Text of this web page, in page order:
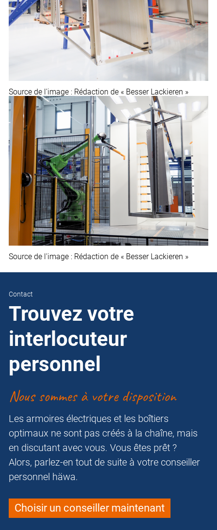
Source de l'image : Rédaction de « Besser Lackieren »
Source de l'image : Rédaction de « Besser Lackieren »
Contact
Trouvez votre
interlocuteur
personnel
Nous sommes à votre disposition
Les armoires électriques et les boîtiers
optimaux ne sont pas créés à la chaîne, mais
en discutant avec vous. Vous êtes prêt ?
Alors, parlez-en tout de suite à votre conseiller
personnel häwa.
Choisir un conseiller maintenant